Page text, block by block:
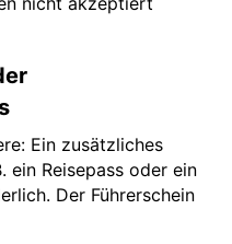
Ein zusätzliches
ein Reisepass oder ein
Der Führerschein